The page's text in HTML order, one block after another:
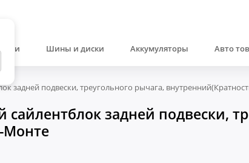
Шины и диски Аккумуляторы Авто
задней подвески, треугольного рычага,
задней подвески,
Монте